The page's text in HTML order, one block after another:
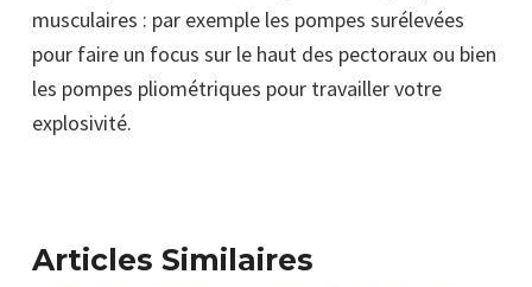
musculaires : par exemple les pompes surélevées
pour faire un focus sur le haut des pectoraux ou bien
les pompes pliométriques pour travailler votre
explosivité.
Articles Similaires